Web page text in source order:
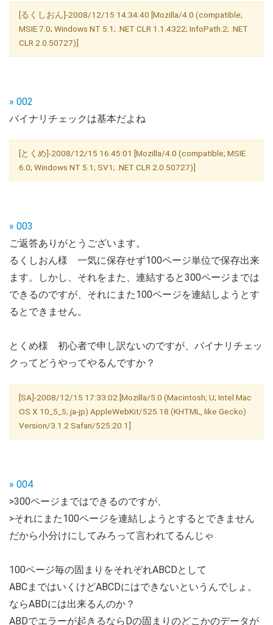
[るくしおん]-2008/12/15 14:34:40 [Mozilla/4.0 (compatible;
MSIE 7.0; Windows NT 5.1; .NET CLR 1.1.4322; InfoPath.2; .NET
CLR 2.0.50727)]
» 002
バイナリチェックは基本だよね
[とくめ]-2008/12/15 16:45:01 [Mozilla/4.0 (compatible; MSIE
6.0; Windows NT 5.1; SV1; .NET CLR 2.0.50727)]
» 003
ご返答ありがとうございます。
るくしおん様 一気に保存せず100ページ単位で保存出来
ます。しかし、それをまた、連結すると300ページまでは
できるのですが、それにまた100ページを連結しようとす
るとできません。
とくめ様 初心者で申し訳ないのですが、バイナリチェッ
クってどうやってやるんですか？
[SA]-2008/12/15 17:33:02 [Mozilla/5.0 (Macintosh; U; Intel Mac
OS X 10_5_5; ja-jp) AppleWebKit/525.18 (KHTML, like Gecko)
Version/3.1.2 Safari/525.20.1]
» 004
>300ページまではできるのですが、
>それにまた100ページを連結しようとするとできません
だから小分けにしてみろって言われてるんじゃ
100ページ毎の固まりをそれぞれABCDとして
ABCまではいくけどABCDにはできないというんでしょ。
ならABDには出来るんのか？
ABDでエラーが起きるならDの固まりのどこかのデータが